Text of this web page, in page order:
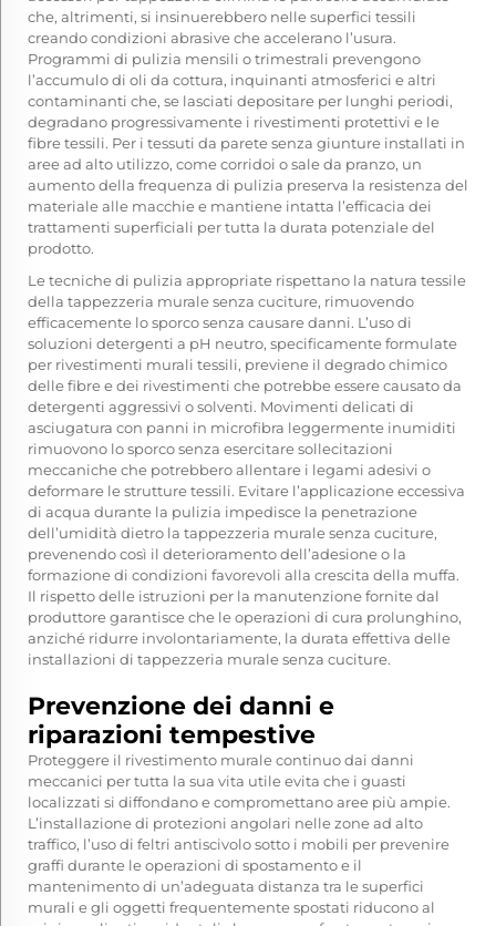
che, altrimenti, si insinuerebbero nelle superfici tessili
creando condizioni abrasive che accelerano l’usura.
Programmi di pulizia mensili o trimestrali prevengono
l’accumulo di oli da cottura, inquinanti atmosferici e altri
contaminanti che, se lasciati depositare per lunghi periodi,
degradano progressivamente i rivestimenti protettivi e le
fibre tessili. Per i tessuti da parete senza giunture installati in
aree ad alto utilizzo, come corridoi o sale da pranzo, un
aumento della frequenza di pulizia preserva la resistenza del
materiale alle macchie e mantiene intatta l’efficacia dei
trattamenti superficiali per tutta la durata potenziale del
prodotto.
Le tecniche di pulizia appropriate rispettano la natura tessile
della tappezzeria murale senza cuciture, rimuovendo
efficacemente lo sporco senza causare danni. L’uso di
soluzioni detergenti a pH neutro, specificamente formulate
per rivestimenti murali tessili, previene il degrado chimico
delle fibre e dei rivestimenti che potrebbe essere causato da
detergenti aggressivi o solventi. Movimenti delicati di
asciugatura con panni in microfibra leggermente inumiditi
rimuovono lo sporco senza esercitare sollecitazioni
meccaniche che potrebbero allentare i legami adesivi o
deformare le strutture tessili. Evitare l’applicazione eccessiva
di acqua durante la pulizia impedisce la penetrazione
dell’umidità dietro la tappezzeria murale senza cuciture,
prevenendo così il deterioramento dell’adesione o la
formazione di condizioni favorevoli alla crescita della muffa.
Il rispetto delle istruzioni per la manutenzione fornite dal
produttore garantisce che le operazioni di cura prolunghino,
anziché ridurre involontariamente, la durata effettiva delle
installazioni di tappezzeria murale senza cuciture.
Prevenzione dei danni e
riparazioni tempestive
Proteggere il rivestimento murale continuo dai danni
meccanici per tutta la sua vita utile evita che i guasti
localizzati si diffondano e compromettano aree più ampie.
L’installazione di protezioni angolari nelle zone ad alto
traffico, l’uso di feltri antiscivolo sotto i mobili per prevenire
graffi durante le operazioni di spostamento e il
mantenimento di un’adeguata distanza tra le superfici
murali e gli oggetti frequentemente spostati riducono al